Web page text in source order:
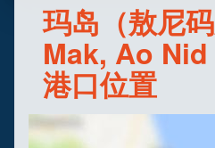
玛岛（敖尼
Mak, Ao
港口位置